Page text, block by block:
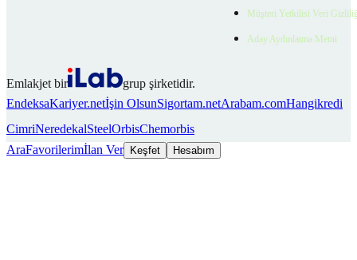
Müşteri Yetkilisi Veri
Aday Aydınlatma Metni
Emlakjet bir
grup şirketidir.
EndeksaKariyer.netİşin OlsunSigortam.netArabam.comHangikredi
CimriNeredekalSteelOrbisChemorbis
AraFavorilerimİlan Ver Keşfet Hesabım